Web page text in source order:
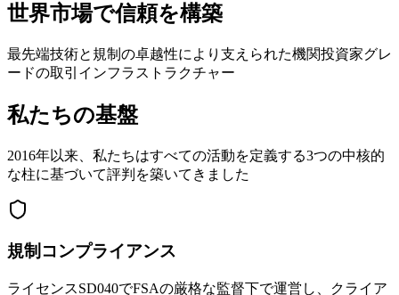
世界市場で信頼を構築
最先端技術と規制の卓越性により支えられた機関投資家グレ
ードの取引インフラストラクチャー
私たちの基盤
2016年以来、私たちはすべての活動を定義する3つの中核的
な柱に基づいて評判を築いてきました
規制コンプライアンス
ライセンスSD040でFSAの厳格な監督下で運営し、クライア